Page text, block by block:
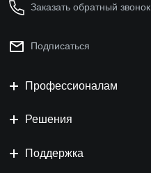
Заказать обратный звонок
Подписаться
Профессионалам
Решения
Поддержка